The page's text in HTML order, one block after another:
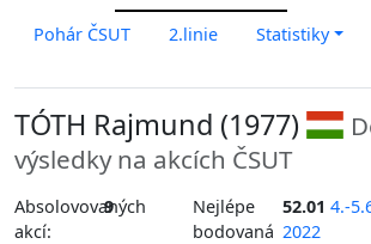
Pohár ČSUT 2.linie Statistiky
TÓTH Rajmund (1977)
výsledky na akcích ČSUT
Absolovovaných
akcí:
9
Nejlépe
bodovaná
52.01 4.-
2022